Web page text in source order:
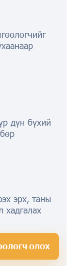
дүн бүхий
эрх, таны
хадгалах
ОЛОХ